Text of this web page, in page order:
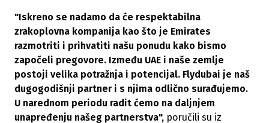
"Iskreno se nadamo da će respektabilna
zrakoplovna kompanija kao što je Emirates
razmotriti i prihvatiti našu ponudu kako bismo
započeli pregovore. Između UAE i naše zemlje
postoji velika potražnja i potencijal. Flydubai je naš
dugogodišnji partner i s njima odlično surađujemo.
U narednom periodu radit ćemo na daljnjem
unapređenju našeg partnerstva", poručili su iz